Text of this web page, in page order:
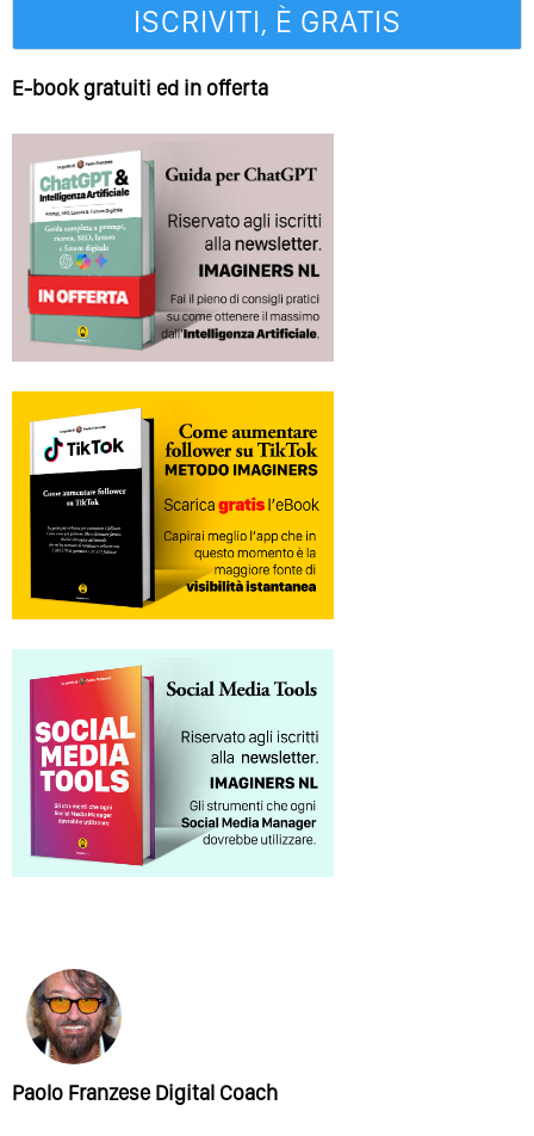
E-book gratuiti ed in offerta
Paolo Franzese Digital Coach